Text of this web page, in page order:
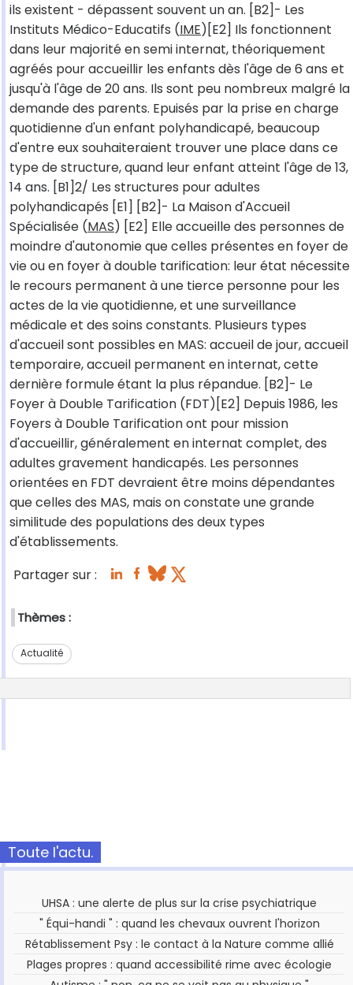
ils existent - dépassent souvent un an. [B2]- Les
Instituts Médico-Educatifs (IME)[E2] Ils fonctionnent
dans leur majorité en semi internat, théoriquement
agréés pour accueillir les enfants dès l'âge de 6 ans et
jusqu'à l'âge de 20 ans. Ils sont peu nombreux malgré la
demande des parents. Epuisés par la prise en charge
quotidienne d'un enfant polyhandicapé, beaucoup
d'entre eux souhaiteraient trouver une place dans ce
type de structure, quand leur enfant atteint l'âge de 13,
14 ans. [B1]2/ Les structures pour adultes
polyhandicapés [E1] [B2]- La Maison d'Accueil
Spécialisée (MAS) [E2] Elle accueille des personnes de
moindre d'autonomie que celles présentes en foyer de
vie ou en foyer à double tarification: leur état nécessite
le recours permanent à une tierce personne pour les
actes de la vie quotidienne, et une surveillance
médicale et des soins constants. Plusieurs types
d'accueil sont possibles en MAS: accueil de jour, accueil
temporaire, accueil permanent en internat, cette
dernière formule étant la plus répandue. [B2]- Le
Foyer à Double Tarification (FDT)[E2] Depuis 1986, les
Foyers à Double Tarification ont pour mission
d'accueillir, généralement en internat complet, des
adultes gravement handicapés. Les personnes
orientées en FDT devraient être moins dépendantes
que celles des MAS, mais on constate une grande
similitude des populations des deux types
d'établissements.
Partager sur :
Thèmes :
Actualité
Toute l'actu.
UHSA : une alerte de plus sur la crise psychiatrique
" Équi-handi " : quand les chevaux ouvrent l'horizon
Rétablissement Psy : le contact à la Nature comme allié
Plages propres : quand accessibilité rime avec écologie